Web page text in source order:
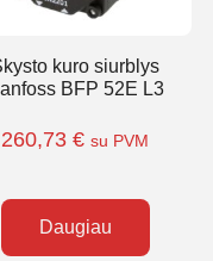
kuro siurblys
BFP 52E L3
260,73 € su PVM
Daugiau